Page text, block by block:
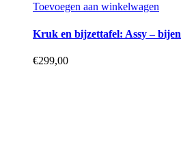
Toevoegen aan winkelwagen
Kruk en bijzettafel: Assy – bijen
€299,00